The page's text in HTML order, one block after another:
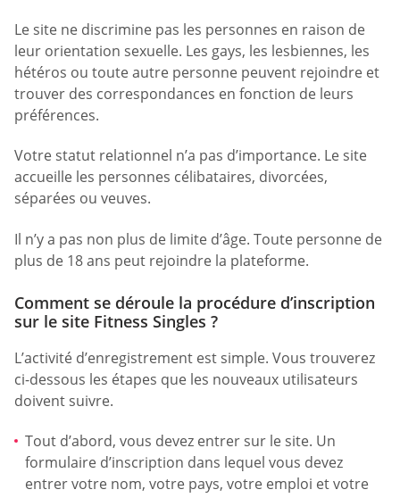
Le site ne discrimine pas les personnes en raison de
leur orientation sexuelle. Les gays, les lesbiennes, les
hétéros ou toute autre personne peuvent rejoindre et
trouver des correspondances en fonction de leurs
préférences.
Votre statut relationnel n’a pas d’importance. Le site
accueille les personnes célibataires, divorcées,
séparées ou veuves.
Il n’y a pas non plus de limite d’âge. Toute personne de
plus de 18 ans peut rejoindre la plateforme.
Comment se déroule la procédure d’inscription
sur le site Fitness Singles ?
L’activité d’enregistrement est simple. Vous trouverez
ci-dessous les étapes que les nouveaux utilisateurs
doivent suivre.
Tout d’abord, vous devez entrer sur le site. Un
formulaire d’inscription dans lequel vous devez
entrer votre nom, votre pays, votre emploi et votre